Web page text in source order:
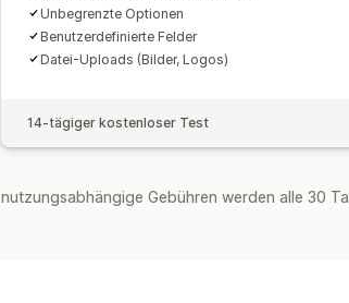
Unbegrenzte Optionen
Benutzerdefinierte Felder
Datei-Uploads (Bilder, Logos)
14-tägiger kostenloser Test
Gebühren werden alle 30